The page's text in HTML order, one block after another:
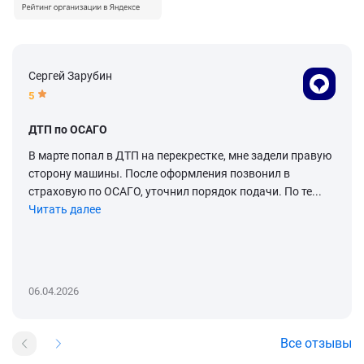
Сергей Зарубин
5
ДТП по ОСАГО
В марте попал в ДТП на перекрестке, мне задели правую
сторону машины. После оформления позвонил в
страховую по ОСАГО, уточнил порядок подачи. По те...
Читать далее
06.04.2026
Все отзывы